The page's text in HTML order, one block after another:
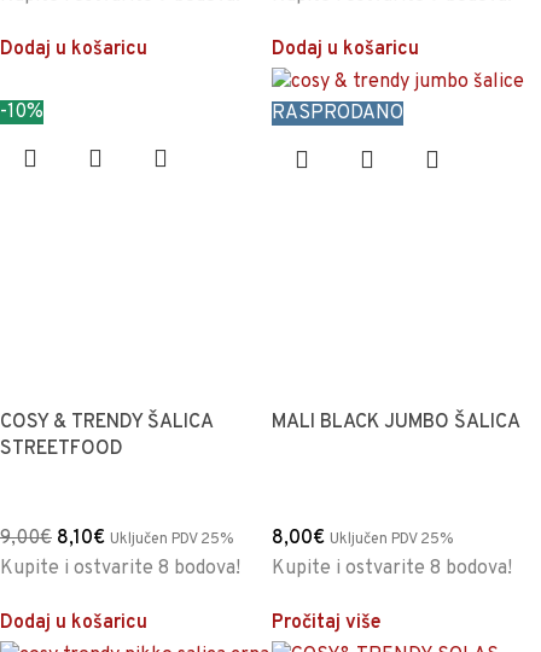
Dodaj u košaricu Dodaj u košaricu
-10%
COSY & TRENDY ŠALICA
STREETFOOD
9,00€ 8,10€ Uključen PDV 25%
Kupite i ostvarite 8 bodova!
Dodaj u košaricu
RASPRODANO
MALI BLACK JUMBO ŠALICA
8,00€ Uključen PDV 25%
Kupite i ostvarite 8 bodova!
Pročitaj više